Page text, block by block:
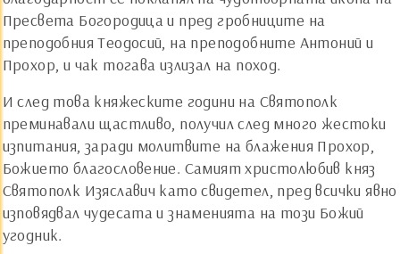
Пресвета Богородица и пред гробниците на
преподобния Теодосий, на преподобните Антоний и
Прохор, и чак тогава излизал на поход.
И след това княжеските години на Святополк
преминавали щастливо, получил след много жестоки
изпитания, заради молитвите на блажения Прохор,
Божието благословение. Самият христолюбив княз
Святополк Изяславич като свидетел, пред всички явно
изповядвал чудесата и знаменията на този Божий
угодник.